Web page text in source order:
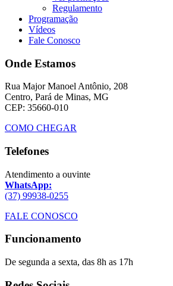
Regulamento
Programação
Vídeos
Fale Conosco
Onde Estamos
Rua Major Manoel Antônio, 208
Centro, Pará de Minas, MG
CEP: 35660-010
COMO CHEGAR
Telefones
Atendimento a ouvinte
WhatsApp:
(37) 99938-0255
FALE CONOSCO
Funcionamento
De segunda a sexta, das 8h as 17h